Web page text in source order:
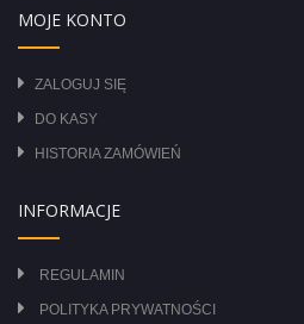
MOJE KONTO
ZALOGUJ SIĘ
DO KASY
HISTORIA ZAMÓWIEŃ
INFORMACJE
REGULAMIN
POLITYKA PRYWATNOŚCI